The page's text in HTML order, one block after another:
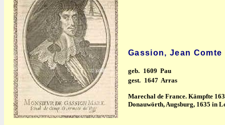
Gassion, Jean Comte
geb. 1609 Pau
gest. 1647 Arras
Marechal de France. Kämpfte
Donauwörth, Augsburg, 1635 in